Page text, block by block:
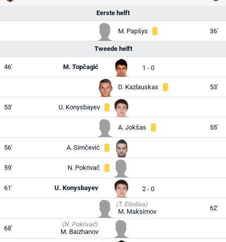
Eerste helft
M. Papšys 36'
Tweede helft
46' M. Topčagić 1 - 0
D. Kazlauskas 53'
53' U. Konysbayev
A. Jokšas 55'
56' A. Simčević
59' N. Pokrivač
61' U. Konysbayev 2 - 0
(T. Eliošius)
M. Maksimov 62'
68' (N. Pokrivač)
M. Baizhanov